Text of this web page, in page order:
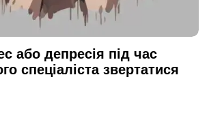
або депресія під час
спеціаліста звертатися